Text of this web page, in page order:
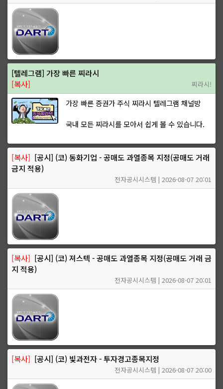
[텔레그램] 가장 빠른 찌라시
[복사]
찌라시!
가장 빠른 증권가 주식 찌라시 텔레그램 채널방
국내 모든 찌라시를 모아서 쉽게 볼 수 있습니다.
[복사] [공시] (코) 동화기업 - 공매도 과열종목 지정(공매도 거래
금지 적용)
전자공시시스템 | 2026-08-07 20:01
[복사] [공시] (코) 져스텍 - 공매도 과열종목 지정(공매도 거래 금
지 적용)
전자공시시스템 | 2026-08-07 20:01
[복사] [공시] (코) 빛과전자 - 투자경고종목지정
전자공시시스템 | 2026-08-07 20:00